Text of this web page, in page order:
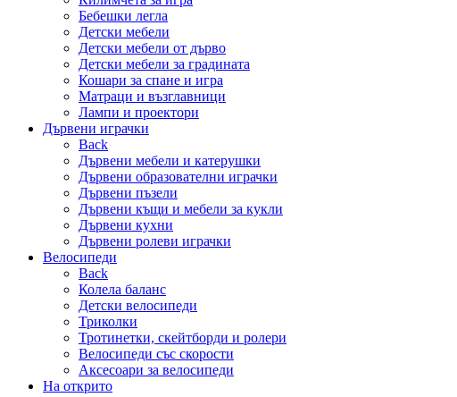
Бебешки легла
Детски мебели
Детски мебели от дърво
Детски мебели за градината
Кошари за спане и игра
Матраци и възглавници
Лампи и проектори
Дървени играчки
Back
Дървени мебели и катерушки
Дървени образователни играчки
Дървени пъзели
Дървени къщи и мебели за кукли
Дървени кухни
Дървени ролеви играчки
Велосипеди
Back
Колела баланс
Детски велосипеди
Триколки
Тротинетки, скейтборди и ролери
Велосипеди със скорости
Аксесоари за велосипеди
На открито